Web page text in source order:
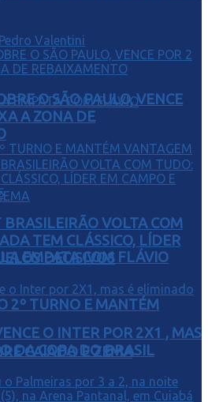
EMPATA COM FLÁVIO
2º TURNO E MANTÉM
CAIADO E ZEMA
Valentini
O SÃO PAULO, VENCE
A ZONA DE
BRASILEIRÃO VOLTA COM
TEM CLÁSSICO, LÍDER
DECISIVOS
O INTER POR 2X1 , MAS
DA COPA DO BRASIL